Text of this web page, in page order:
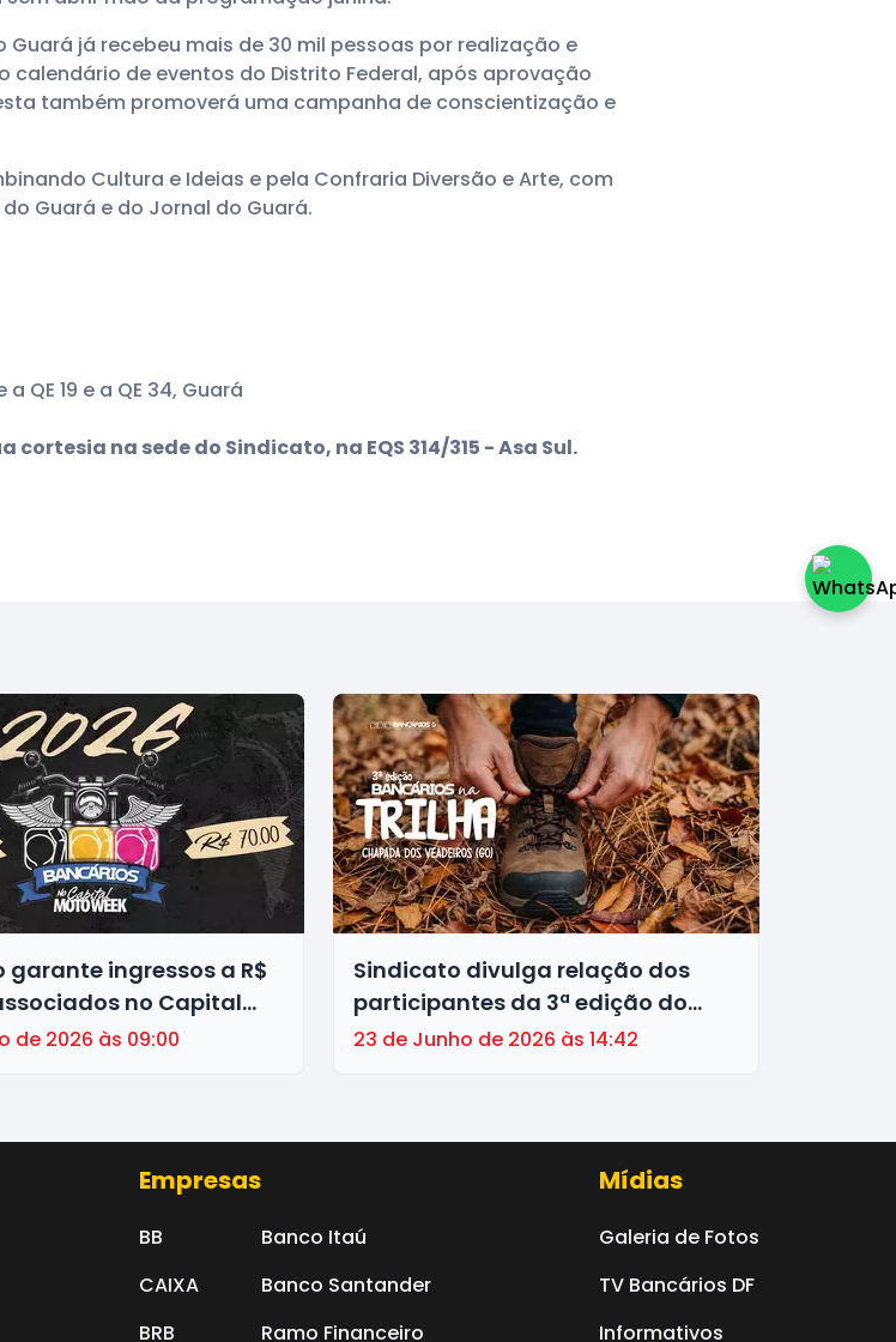
já recebeu mais de 30 mil pessoas por realização e
de eventos do Distrito Federal, após aprovação
também promoverá uma campanha de conscientização e
Cultura e Ideias e pela Confraria Diversão e Arte, com
Guará e do Jornal do Guará.
QE 19 e a QE 34, Guará
na sede do Sindicato, na EQS 314/315 - Asa Sul.
garante ingressos a R$
no Capital
Adquira o seu!
de 2026 às 09:00
Sindicato divulga relação dos
participantes da 3ª edição do
Bancários na Trilha
23 de Junho de 2026 às 14:42
Empresas
BB
CAIXA
BRB
Banco Itaú
Banco Santander
Ramo Financeiro
Mídias
Galeria de Fotos
TV Bancários DF
Informativos